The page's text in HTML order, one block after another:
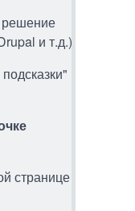
решение
и т.д.)
странице